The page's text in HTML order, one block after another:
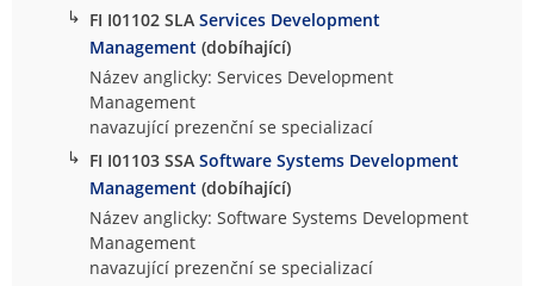
↳ FI I01102 SLAServices Development
Management (dobíhající)
Název anglicky: Services Development
Management
navazující prezenční se specializací
↳ FI I01103 SSASoftware Systems Development
Management (dobíhající)
Název anglicky: Software Systems Development
Management
navazující prezenční se specializací